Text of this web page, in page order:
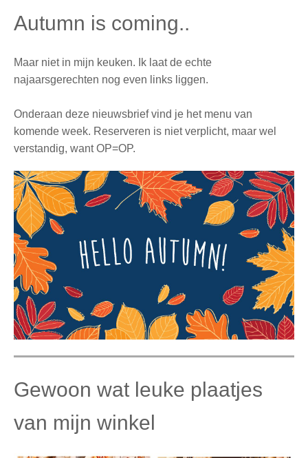
Autumn is coming..
Maar niet in mijn keuken. Ik laat de echte
najaarsgerechten nog even links liggen.
Onderaan deze nieuwsbrief vind je het menu van
komende week. Reserveren is niet verplicht, maar wel
verstandig, want OP=OP.
Gewoon wat leuke plaatjes
van mijn winkel